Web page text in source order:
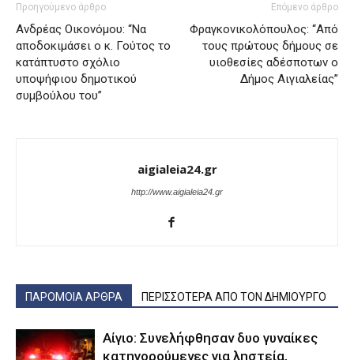
Προηγούμενο άρθρο
Ανδρέας Οικονόμου: “Να
αποδοκιμάσει ο κ. Γούτος το
κατάπτυστο σχόλιο
υποψήφιου δημοτικού
συμβούλου του”
Επόμενο άρθρο
Φραγκονικολόπουλος: “Από
τους πρώτους δήμους σε
υιοθεσίες αδέσποτων ο
Δήμος Αιγιαλείας”
aigialeia24.gr
http://www.aigialeia24.gr
ΠΑΡΟΜΟΙΑ ΑΡΘΡΑ ΠΕΡΙΣΣΟΤΕΡΑ ΑΠΟ ΤΟΝ ΔΗΜΙΟΥΡΓΟ
Αίγιο: Συνελήφθησαν δυο γυναίκες
κατηγορούμενες για ληστεία,